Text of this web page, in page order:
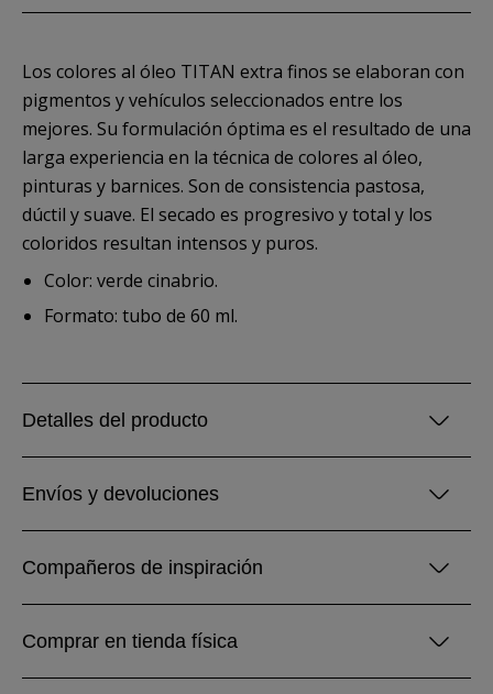
Los colores al óleo TITAN extra finos se elaboran con
pigmentos y vehículos seleccionados entre los
mejores. Su formulación óptima es el resultado de una
larga experiencia en la técnica de colores al óleo,
pinturas y barnices. Son de consistencia pastosa,
dúctil y suave. El secado es progresivo y total y los
coloridos resultan intensos y puros.
Color: verde cinabrio.
Formato: tubo de 60 ml.
Detalles del producto
Envíos y devoluciones
Compañeros de inspiración
Comprar en tienda física